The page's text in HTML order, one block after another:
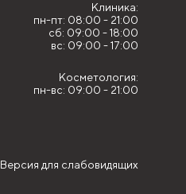
Клиника:
пн-пт: 08:00 - 21:00
сб: 09:00 - 18:00
вс: 09:00 - 17:00
Косметология:
пн-вс: 09:00 - 21:00
Версия для слабовидящих